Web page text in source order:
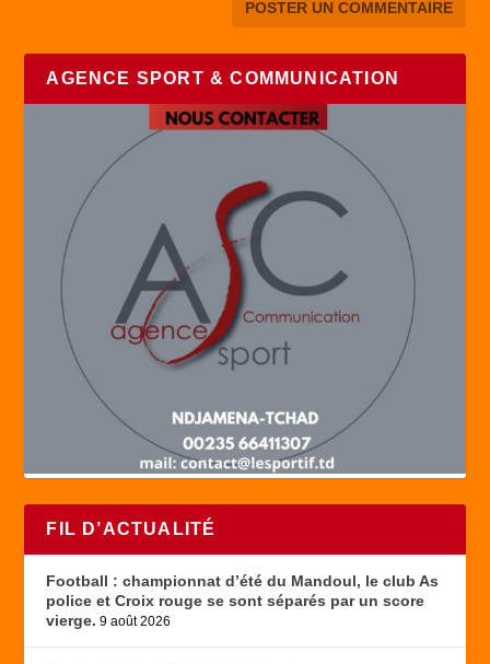
AGENCE SPORT & COMMUNICATION
FIL D’ACTUALITÉ
Football : championnat d’été du Mandoul, le club As
police et Croix rouge se sont séparés par un score
vierge. 9 août 2026